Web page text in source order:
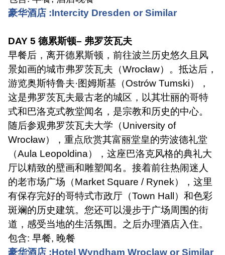
豪华酒店 :Intercity Dresden or Similar
DAY 5 德累斯顿– 弗罗茨瓦夫
早餐后，离开德累斯顿，前往波兰历史悠久且风
景如画的城市弗罗茨瓦夫（Wrocław）。抵达后，
游览奥斯特鲁夫· 图姆斯基（Ostrów Tumski），
这是弗罗茨瓦夫最古老的城区，以其壮丽的哥特
式和巴洛克式教堂闻名，是宗教和历史的中心。
随后参观弗罗茨瓦夫大学（University of
Wrocław），重点欣赏其富丽堂皇的劳波德礼堂
（Aula Leopoldina），这座巴洛克风格的典礼大
厅以精致的壁画和雕塑闻名。接着前往热闹迷人
的老市场广场（Market Square / Rynek），这里
有保存完好的哥特式市政厅（Town Hall ）和色彩
斑斓的历史建筑。您还可以漫步于广场周围的街
道，感受当地的生活氛围。之后办理酒店入住。
包含: 早餐, 晚餐
豪华酒店 :Hotel Wyndham Wroclaw or Similar